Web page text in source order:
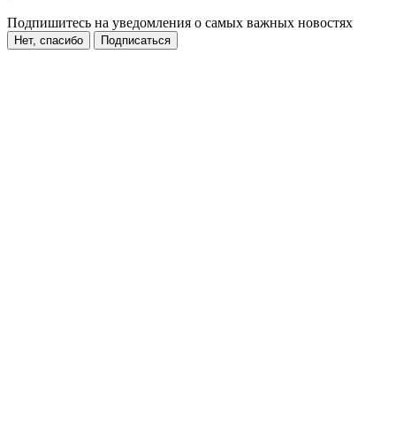
Подпишитесь на уведомления о самых важных новостях
Нет, спасибо Подписаться